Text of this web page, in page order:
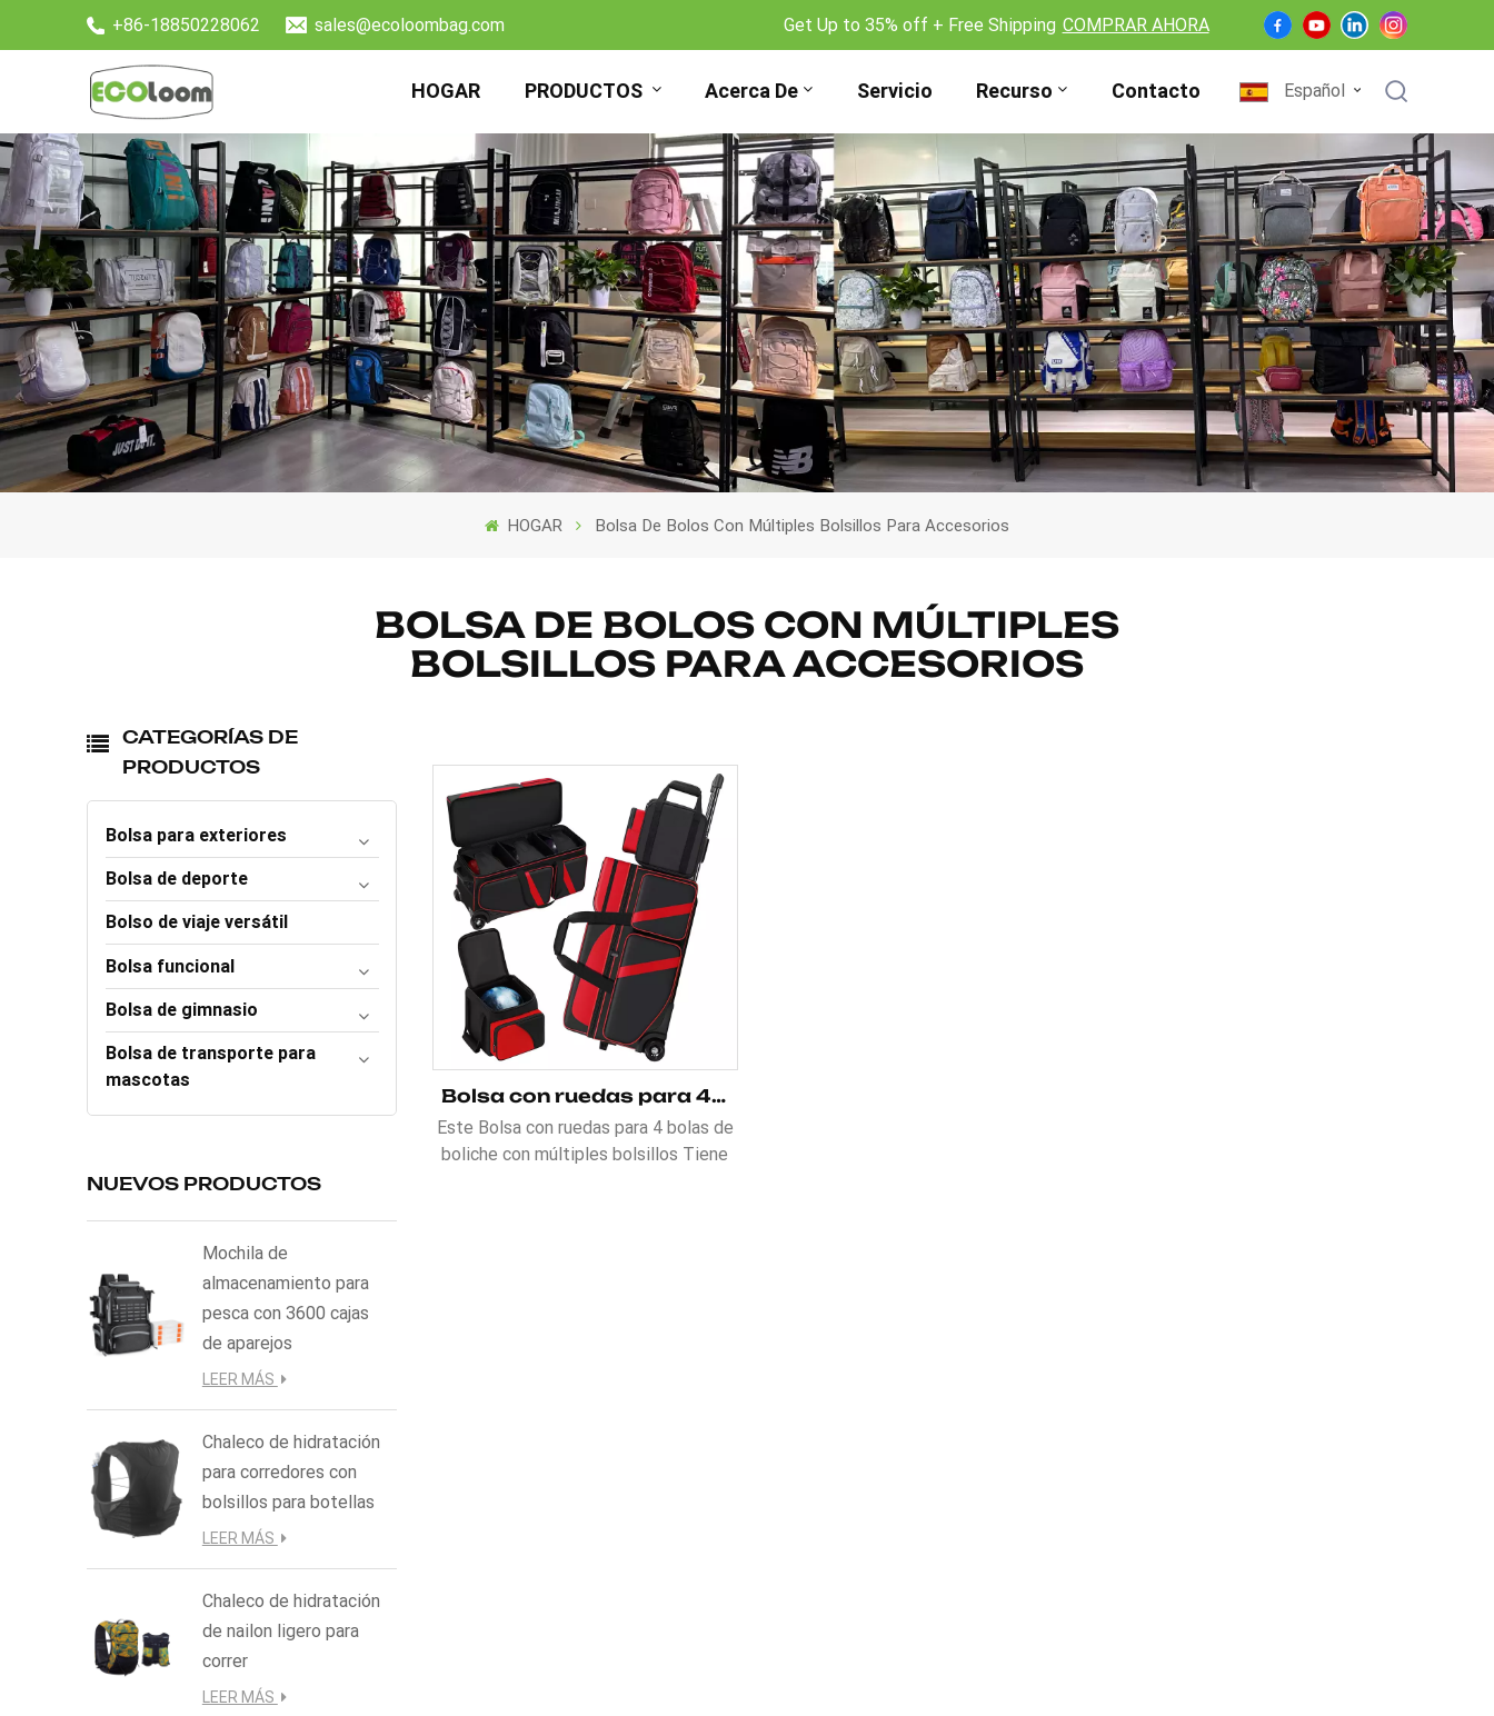
+86-18850228062 sales@ecoloombag.com Get Up to 35% off + Free Shipping COMPRAR AHORA
HOGAR PRODUCTOS Acerca De Servicio Recurso Contacto Español
English
Français
Deutsch
Español
Nederlands
HOGAR Bolsa De Bolos Con Múltiples Bolsillos Para Accesorios
BOLSA DE BOLOS CON MÚLTIPLES
BOLSILLOS PARA ACCESORIOS
CATEGORÍAS DE
PRODUCTOS
Bolsa para exteriores
Bolsa de deporte
Bolso de viaje versátil
Bolsa funcional
Bolsa de gimnasio
Bolsa de transporte para
mascotas
NUEVOS PRODUCTOS
Mochila de
almacenamiento para
pesca con 3600 cajas
de aparejos
LEER MÁS
Chaleco de hidratación
para corredores con
bolsillos para botellas
LEER MÁS
Chaleco de hidratación
de nailon ligero para
correr
LEER MÁS
Bolsa con ruedas para 4 bolas de boliche con múltiples bolsillos
Este Bolsa con ruedas para 4 bolas de
boliche con múltiples bolsillos Tiene